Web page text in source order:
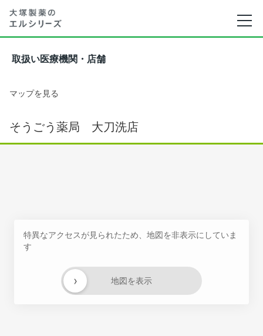
取扱い医療機関・店舗
マップを見る
そうごう薬局 大刀洗店
特異なアクセスが見られたため、地図を非表示にしていま
す
地図を表示
›